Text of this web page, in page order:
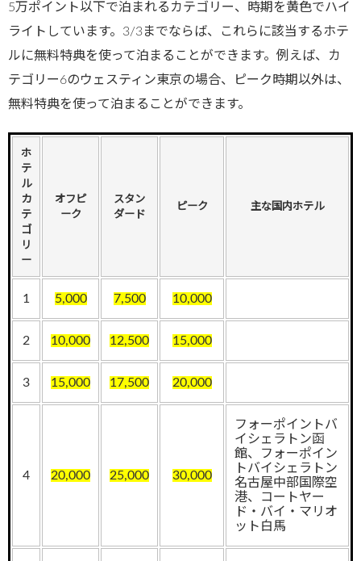
5万ポイント以下で泊まれるカテゴリー、時期を黄色でハイ
ライトしています。3/3までならば、これらに該当するホテ
ルに無料特典を使って泊まることができます。例えば、カ
テゴリー6のウェスティン東京の場合、ピーク時期以外は、
無料特典を使って泊まることができます。
ホ
テ
ル
カ
テ
ゴ
リ
ー
オフピ
ーク
スタン
ダード
ピーク 主な国内ホテル
1 5,000 7,500 10,000
2 10,000 12,500 15,000
3 15,000 17,500 20,000
4 20,000 25,000 30,000
フォーポイントバ
イシェラトン函
館、フォーポイン
トバイシェラトン
名古屋中部国際空
港、コートヤー
ド・バイ・マリオ
ット白馬